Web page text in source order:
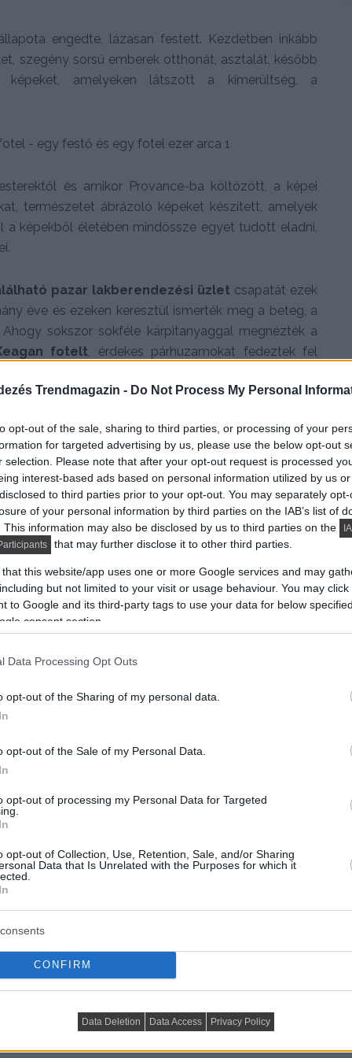
Trendmagazin - Do Not Process My Personal
opt-out of the sale, sharing to third parties, or processing of your
for targeted advertising by us, please use the below opt-out
selection. Please note that after your opt-out request is processed
interest-based ads based on personal information utilized by us
to third parties prior to your opt-out. You may separately
of your personal information by third parties on the IAB’s list of
This information may also be disclosed by us to third parties on the
that may further disclose it to other third parties.
that this website/app uses one or more Google services and may
but not limited to your visit or usage behaviour. You may
to Google and its third-party tags to use your data for below
consent section.
Data Processing Opt Outs
opt-out of the Sharing of my personal data.
opt-out of the Sale of my Personal Data.
opt-out of processing my Personal Data for Targeted
opt-out of Collection, Use, Retention, Sale, and/or Sharing
Data that Is Unrelated with the Purposes for which it
CONFIRM
Data Deletion Data Access Privacy Policy
engedte, lázasan festett. Kezdetben inkább
szegény sorsú emberek otthonát, asztalát, később
képeket, amelyeken látszott a kimerültség, a
és amikor Provance-ba költözött, a képei
természetet ábrázoló képeket készített, amelyek
képekből életében mindössze egyet tudott eladni,
pazar lakberendezési üzlet csapatát ezek
éve és ezeken keresztül ismerték meg a beteg, a
sokszor sokféle kárpitanyaggal megnézték a
fotelt , érdekes párhuzamokat fedeztek fel
Akinek van kedve egy kis asszociációs játékhoz,
huzatait Van Gogh képeivel!
fotel:
komfort funkciós, ággyá alakítható,
kisbútorok és lakberendezési kiegészítők:
lakberendezési üzlet